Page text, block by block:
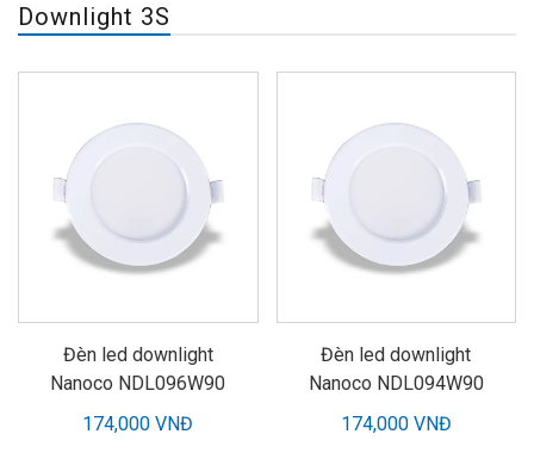
Downlight 3S
Đèn led downlight
Nanoco NDL096W90
174,000 VNĐ
Đèn led downlight
Nanoco NDL094W90
174,000 VNĐ